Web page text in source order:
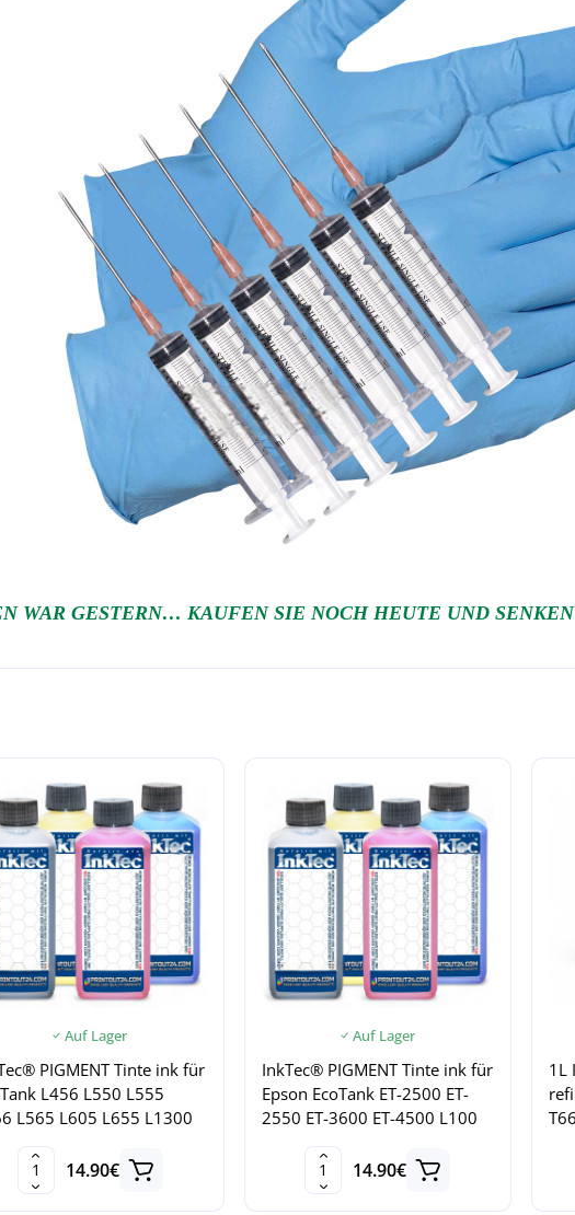
WAR GESTERN… KAUFEN SIE NOCH HEUTE UND
Auf Lager
PIGMENT Tinte ink für
L456 L550 L555
L565 L605 L655 L1300
14.90€
Auf Lager
InkTec® PIGMENT Tinte ink für
Epson EcoTank ET-2500 ET-
2550 ET-3600 ET-4500 L100
14.90€
1L